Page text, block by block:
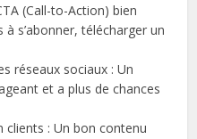
(Call-to-Action) bien
s’abonner, télécharger un
réseaux sociaux : Un
et a plus de chances
clients : Un bon contenu